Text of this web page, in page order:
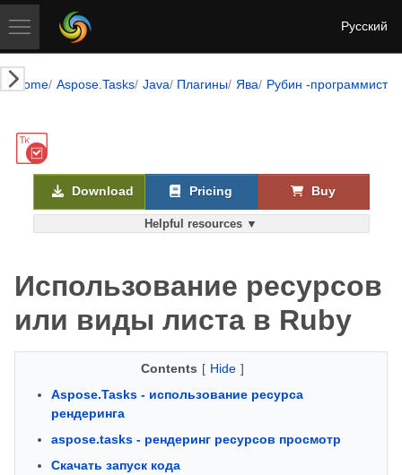
Русский
Home Aspose.Tasks Java Плагины Ява Рубин -программисты
Helpful resources ▼
Download Pricing Buy
Использование ресурсов
или виды листа в Ruby
Contents [ Hide ]
Aspose.Tasks - использование ресурса
рендеринга
aspose.tasks - рендеринг ресурсов просмотр
Скачать запуск кода